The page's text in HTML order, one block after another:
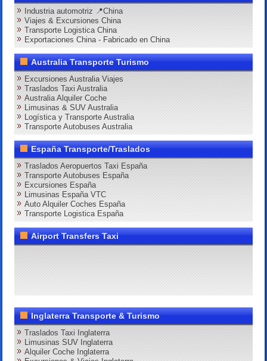
Industria automotriz 📍China
Viajes & Excursiones China
Transporte Logistica China
Exportaciones China - Fabricado en China
Australia Transporte Turismo
Excursiones Australia Viajes
Traslados Taxi Australia
Australia Alquiler Coche
Limusinas & SUV Australia
Logística y Transporte Australia
Transporte Autobuses Australia
España Transporte/Traslados
Traslados Aeropuertos Taxi España
Transporte Autobuses España
Excursiones España
Limusinas España VTC
Auto Alquiler Coches España
Transporte Logistica España
Airport Transfers Taxi
Inglaterra Transporte & Turismo
Traslados Taxi Inglaterra
Limusinas SUV Inglaterra
Alquiler Coche Inglaterra